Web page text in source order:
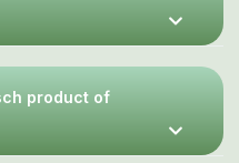
product of